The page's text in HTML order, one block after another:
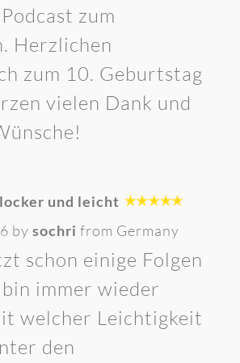
zum
Herzlichen
zum 10. Geburtstag
vielen Dank und
und leicht
by sochri from Germany
schon einige Folgen
immer wieder
welcher Leichtigkeit
den